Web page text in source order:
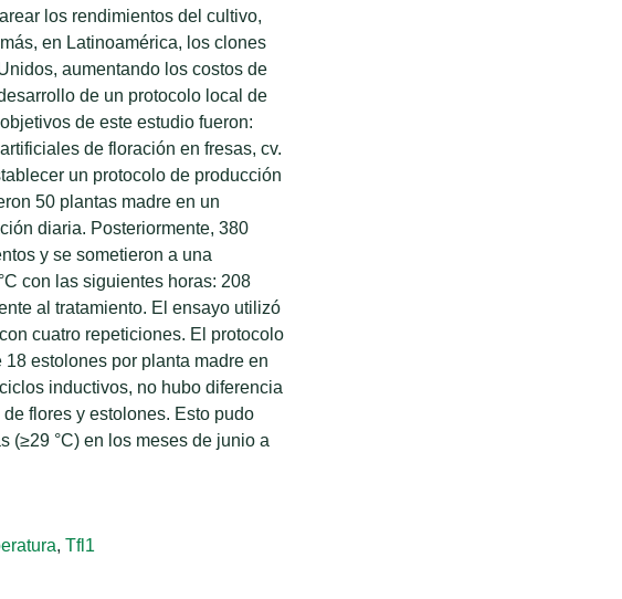
los rendimientos del cultivo,
en Latinoamérica, los clones
aumentando los costos de
de un protocolo local de
de este estudio fueron:
de floración en fresas, cv.
un protocolo de producción
50 plantas madre en un
diaria. Posteriormente, 380
y se sometieron a una
con las siguientes horas: 208
al tratamiento. El ensayo utilizó
cuatro repeticiones. El protocolo
estolones por planta madre en
inductivos, no hubo diferencia
flores y estolones. Esto pudo
(≥29 °C) en los meses de junio a
, Tfl1